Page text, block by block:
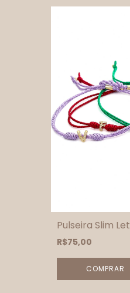
Pulseira Slim
R$75,00
COMPRAR